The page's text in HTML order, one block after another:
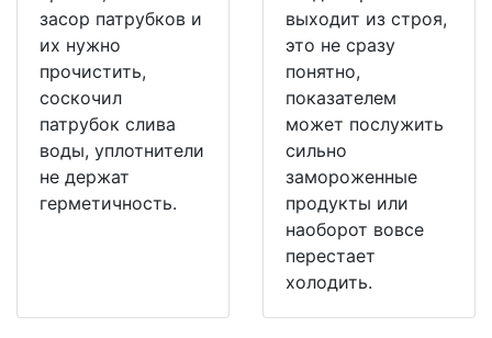
засор патрубков и
их нужно
прочистить,
соскочил
патрубок слива
воды, уплотнители
не держат
герметичность.
выходит из строя,
это не сразу
понятно,
показателем
может послужить
сильно
замороженные
продукты или
наоборот вовсе
перестает
холодить.